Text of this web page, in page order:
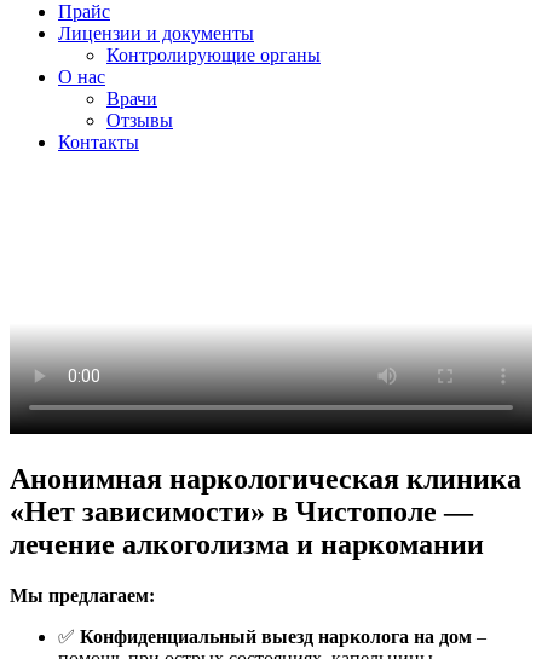
Прайс
Лицензии и документы
Контролирующие органы
О нас
Врачи
Отзывы
Контакты
Анонимная наркологическая клиника
«Нет зависимости» в Чистополе —
лечение алкоголизма и наркомании
Мы предлагаем:
✅ Конфиденциальный выезд нарколога на дом –